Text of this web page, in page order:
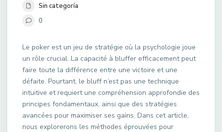
Sin categoría
0
Le poker est un jeu de stratégie où la psychologie joue
un rôle crucial. La capacité à bluffer efficacement peut
faire toute la différence entre une victoire et une
défaite. Pourtant, le bluff n’est pas une technique
intuitive et requiert une compréhension approfondie des
principes fondamentaux, ainsi que des stratégies
avancées pour maximiser ses gains. Dans cet article,
nous explorerons les méthodes éprouvées pour